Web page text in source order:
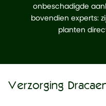
onbeschadigde
bovendien experts:
planten
Verzorging